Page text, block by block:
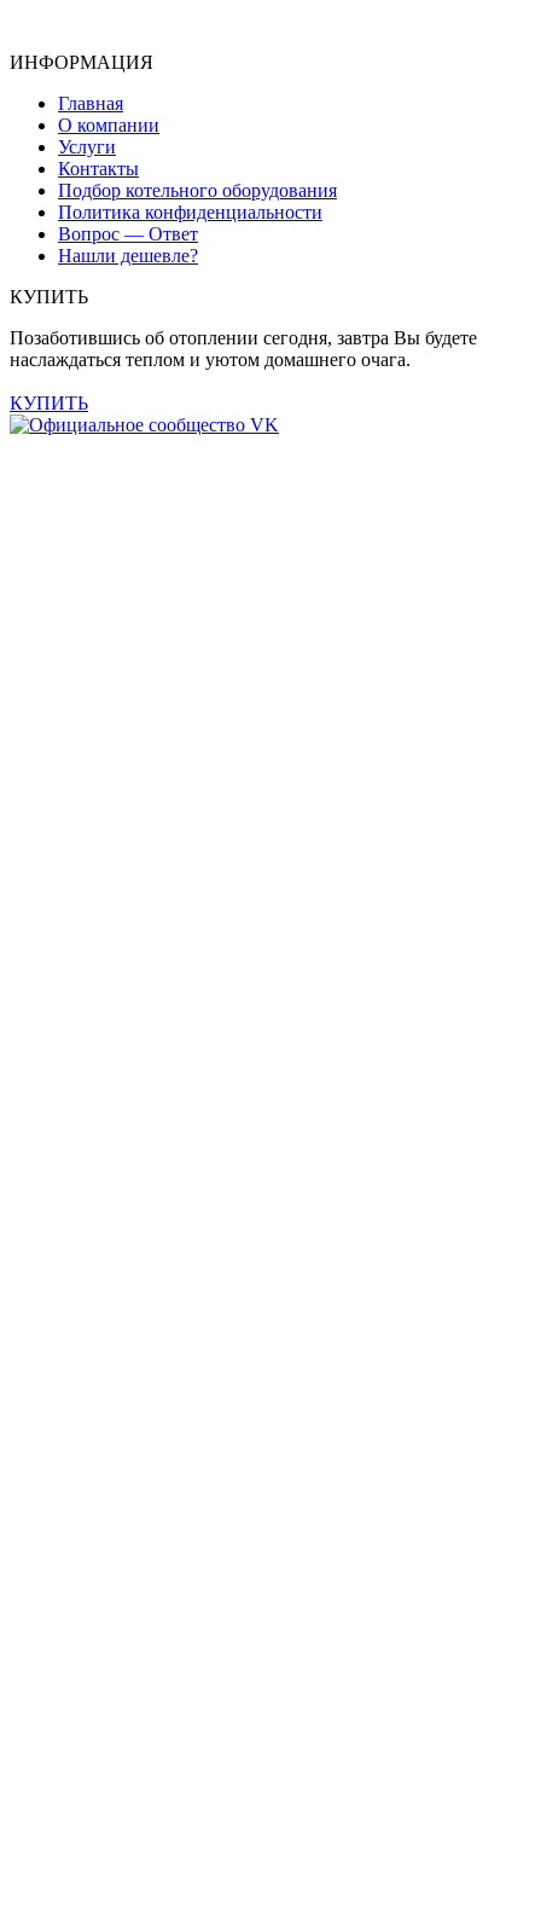
ИНФОРМАЦИЯ
Главная
О компании
Услуги
Контакты
Подбор котельного оборудования
Политика конфиденциальности
Вопрос — Ответ
Нашли дешевле?
КУПИТЬ
Позаботившись об отоплении сегодня, завтра Вы будете
наслаждаться теплом и уютом домашнего очага.
КУПИТЬ